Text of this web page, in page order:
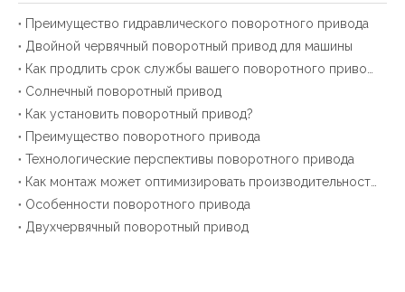
Преимущество гидравлического поворотного привода
Двойной червячный поворотный привод для машины
Солнечный поворотный привод
Как установить поворотный привод?
Преимущество поворотного привода
Технологические перспективы поворотного привода
Особенности поворотного привода
Двухчервячный поворотный привод